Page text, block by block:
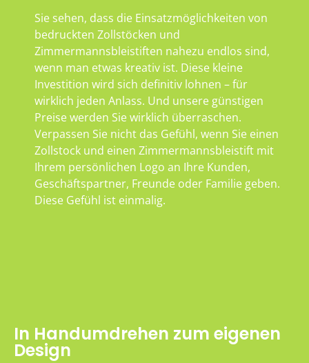
Sie sehen, dass die Einsatzmöglichkeiten von
bedruckten Zollstöcken und
Zimmermannsbleistiften nahezu endlos sind,
wenn man etwas kreativ ist. Diese kleine
Investition wird sich definitiv lohnen – für
wirklich jeden Anlass. Und unsere günstigen
Preise werden Sie wirklich überraschen.
Verpassen Sie nicht das Gefühl, wenn Sie einen
Zollstock und einen Zimmermannsbleistift mit
Ihrem persönlichen Logo an Ihre Kunden,
Geschäftspartner, Freunde oder Familie geben.
Diese Gefühl ist einmalig.
In Handumdrehen zum eigenen
Design